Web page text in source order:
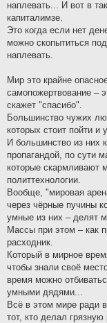
наплевать... И вот в
капиталимзе.
Это когда если нет
можно скопытиться
наплевать.
Мир это крайне
самопожертвование –
скажет "спасибо".
Большинство чужих
которых стоит пойти и
И большинство из них
пропагандой, по сути
которые скармливают
политтехнологии.
Вообще, "мировая
через чёрные пучины
умные из них – делят
Массы при этом – как
расходник.
Который в мирное
чтобы знали своё
время можно
умными дядями...
Всё в этом мире ради
тот, кто делал